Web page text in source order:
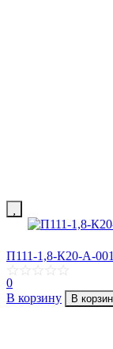
П111-1,8-К20-А-001
0
В корзину
В